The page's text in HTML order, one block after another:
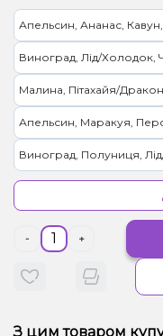
Апельсин, Ананас,
Виноград, Лід/Холодок,
Малина, Пітахайя/
Апельсин, Маракуя,
Виноград, Полуниця,
Ананас, Лід/
Апельсин, Грейпфрут,
Лід/Холодок, Малина,
- +
З цим товаром